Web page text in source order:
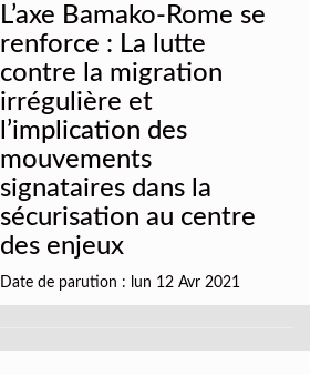
L’axe Bamako-Rome se
renforce : La lutte
contre la migration
irrégulière et
l’implication des
mouvements
signataires dans la
sécurisation au centre
des enjeux
Date de parution : lun 12 Avr 2021